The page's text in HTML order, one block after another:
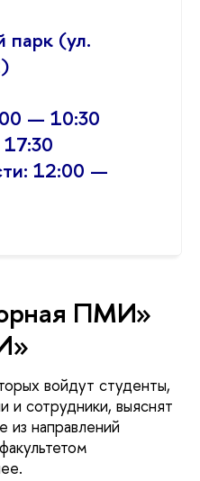
парк (ул.
— 10:30
12:00 —
ПМИ»
войдут студенты,
и сотрудники, выяснят
из направлений